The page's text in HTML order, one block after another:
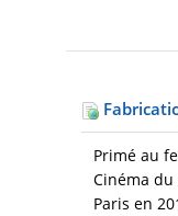
Primé au
Cinéma du
Paris en